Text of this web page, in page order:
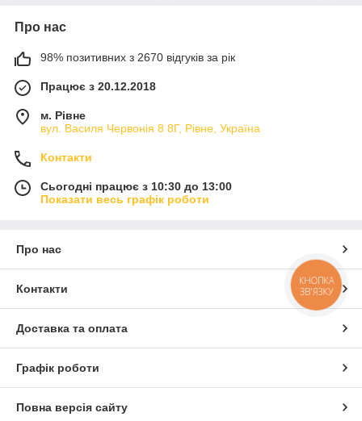
Про нас
98% позитивних з 2670 відгуків за рік
Працює з 20.12.2018
м. Рівне
вул. Василя Червонія 8 8Г, Рівне, Україна
Контакти
Сьогодні працює з 10:30 до 13:00
Показати весь графік роботи
Про нас
Контакти
Доставка та оплата
Графік роботи
Повна версія сайту
КНОПКА
ЗВ'ЯЗКУ